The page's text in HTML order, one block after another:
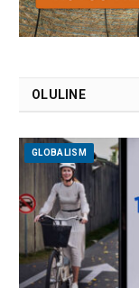
OLULINE
GLOBALISM